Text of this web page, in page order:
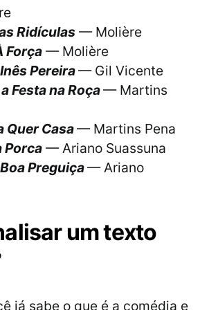
Ridículas — Molière
Força — Molière
Pereira— Gil Vicente
Festa na Roça— Martins
Quer Casa— Martins Pena
Porca — Ariano Suassuna
Preguiça— Ariano
um texto
já sabe o que é a comédia e